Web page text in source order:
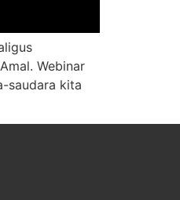
Webinar
saudara kita